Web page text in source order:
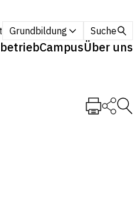
Grundbildung Suche
CampusÜber uns